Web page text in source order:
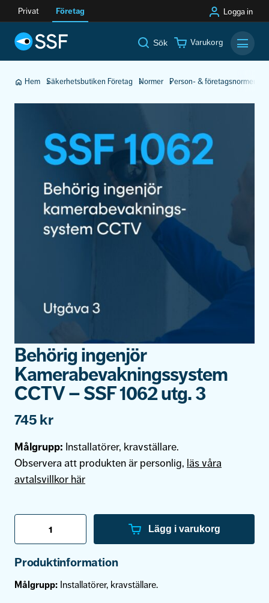
Privat Företag Logga in
Sök Varukorg
Hem Säkerhetsbutiken Företag Normer Person- & företagsnormer
Behörig ingenjör
Kamerabevakningssystem
CCTV – SSF 1062 utg. 3
745 kr
Målgrupp: Installatörer, kravställare.
Observera att produkten är personlig, läs våra
avtalsvillkor här
Behörig
CCTV
-
SSF
utg.
Lägg i varukorg
Produktinformation
Målgrupp: Installatörer, kravställare.